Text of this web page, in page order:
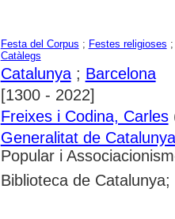
Festa del Corpus ; Festes religioses
Catàlegs
Catalunya; Barcelona
[1300 - 2022]
Freixes i Codina, Carles
Generalitat de Catalunya
Popular i
Biblioteca de